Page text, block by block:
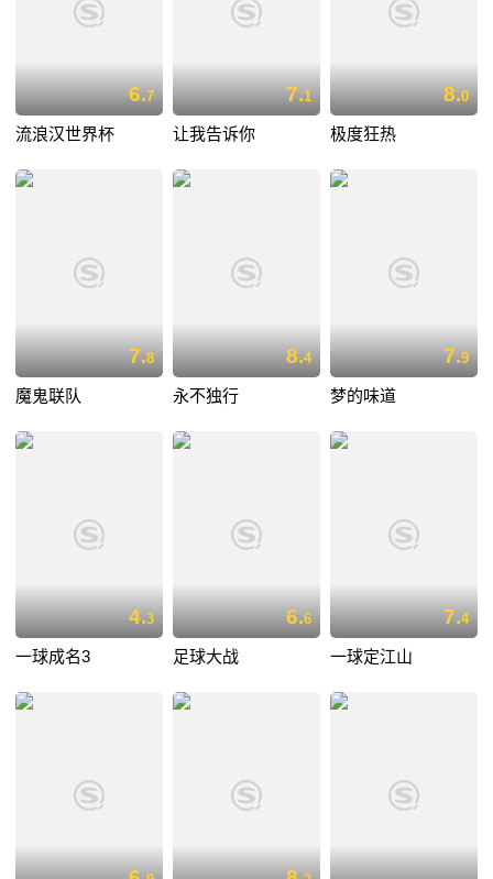
6.7
流浪汉世界杯
7.1
让我告诉你
8.0
极度狂热
7.8
魔鬼联队
8.4
永不独行
7.9
梦的味道
4.3
一球成名3
6.6
足球大战
7.4
一球定江山